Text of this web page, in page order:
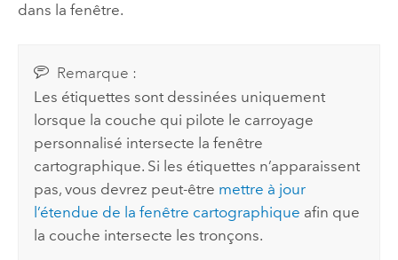
dans la fenêtre.
Remarque :
Les étiquettes sont dessinées uniquement
lorsque la couche qui pilote le carroyage
personnalisé intersecte la fenêtre
cartographique. Si les étiquettes n’apparaissent
pas, vous devrez peut-être mettre à jour
l’étendue de la fenêtre cartographique afin que
la couche intersecte les tronçons.